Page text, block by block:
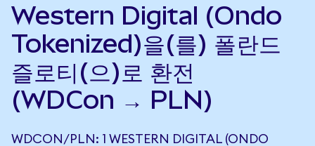
Western Digital (Ondo
Tokenized)을(를) 폴란드
즐로티(으)로 환전
(WDCon → PLN)
WDCON/PLN: 1 WESTERN DIGITAL (ONDO